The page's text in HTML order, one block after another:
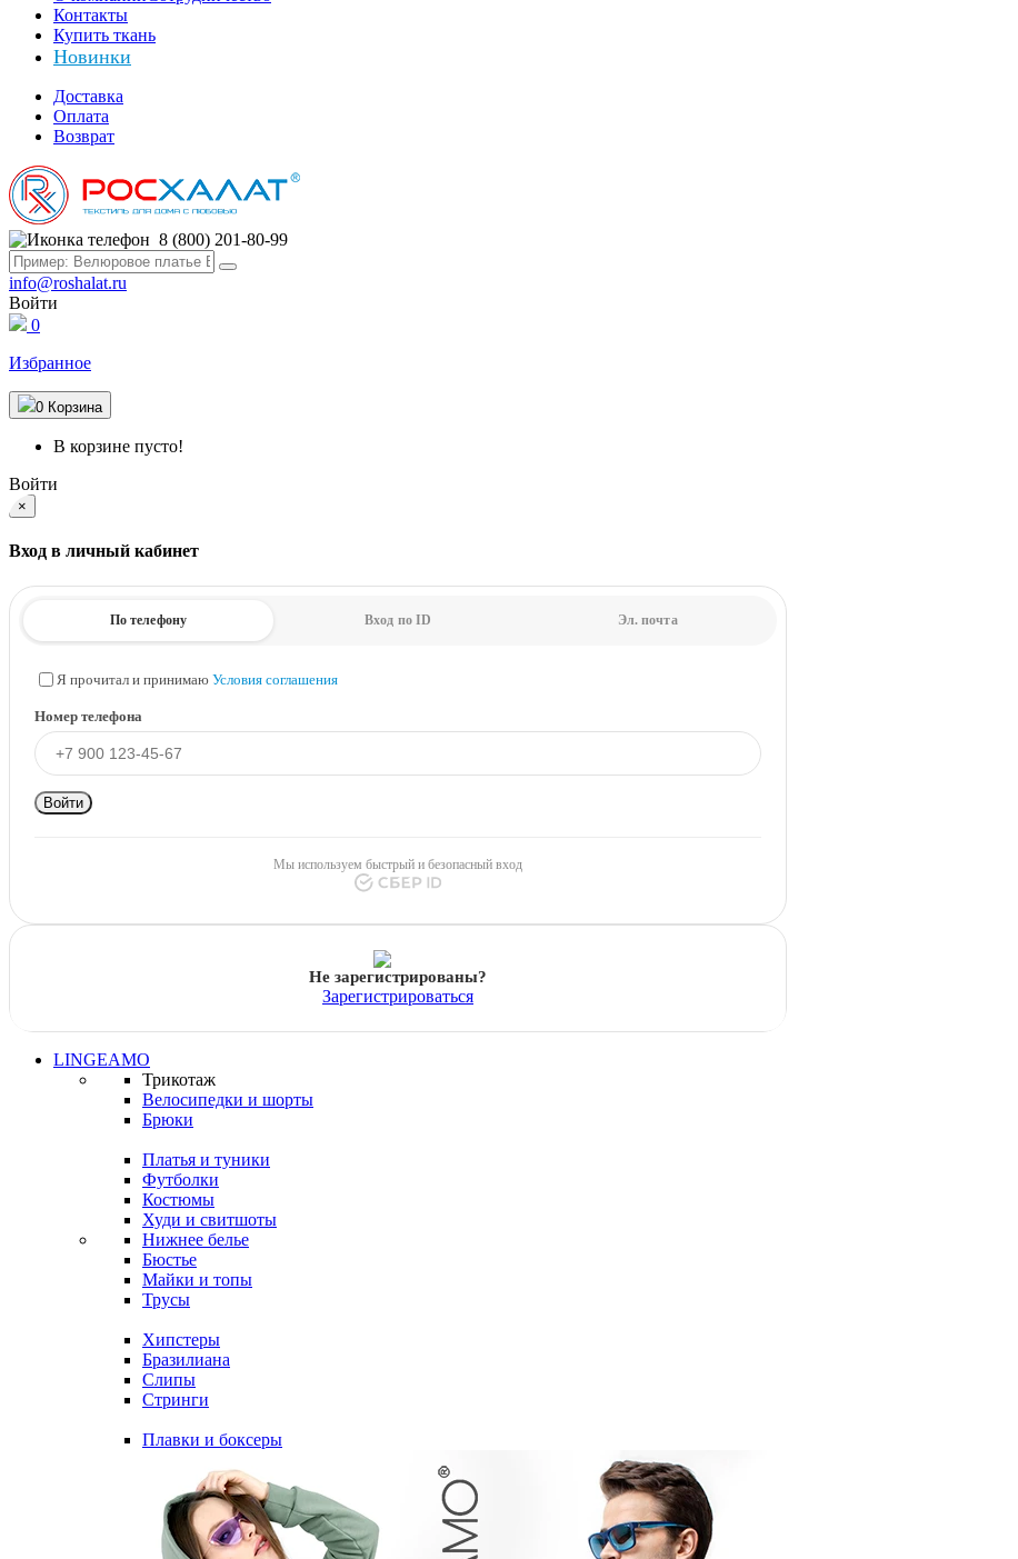
Контакты
Купить ткань
Новинки
Доставка
Оплата
Возврат
8 (800) 201-80-99
info@roshalat.ru
Войти
0
Избранное
0 Корзина
В корзине пусто!
Войти
×
Вход в личный кабинет
По телефону Вход по ID Эл. почта
Я прочитал и принимаю Условия соглашения
Номер телефона
Войти
Мы используем быстрый и безопасный вход
Не зарегистрированы?
Зарегистрироваться
LINGEAMO
Трикотаж
Велосипедки и шорты
Брюки
Платья и туники
Футболки
Костюмы
Худи и свитшоты
Нижнее белье
Бюстье
Майки и топы
Трусы
Хипстеры
Бразилиана
Слипы
Стринги
Плавки и боксеры